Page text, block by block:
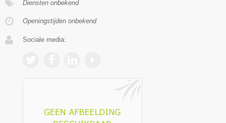
Diensten onbekend
Openingstijden onbekend
Sociale media: